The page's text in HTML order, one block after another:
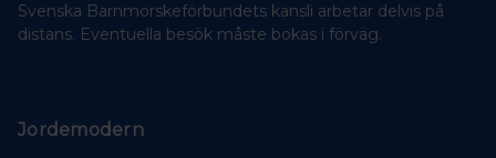
Svenska Barnmorskeförbundets kansli arbetar delvis på
distans. Eventuella besök måste bokas i förväg.
Jordemodern